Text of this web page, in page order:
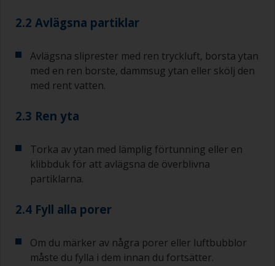
2.2 Avlägsna partiklar
Avlägsna sliprester med ren tryckluft, borsta ytan
med en ren borste, dammsug ytan eller skölj den
med rent vatten.
2.3 Ren yta
Torka av ytan med lämplig förtunning eller en
klibbduk för att avlägsna de överblivna
partiklarna.
2.4 Fyll alla porer
Om du märker av några porer eller luftbubblor
måste du fylla i dem innan du fortsätter.